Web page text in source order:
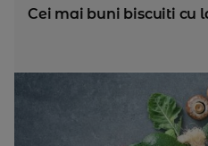
Cei mai buni biscuiti cu